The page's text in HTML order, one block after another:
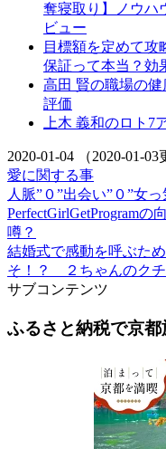
奪寝取り】ノウハ
ビュー
目標額を定めて攻
保証って本当？効
高田 賢の職場の
評価
上木 義和のロト7
2020-01-04 （2020-01-03
愛に関する事
人脈”０”出会い”０”女
PerfectGirlGetProgram
噂？
結婚式で感動を呼ぶた
そ！？ ２ちゃんのクチ
サブコンテンツ
ふるさと納税で京都